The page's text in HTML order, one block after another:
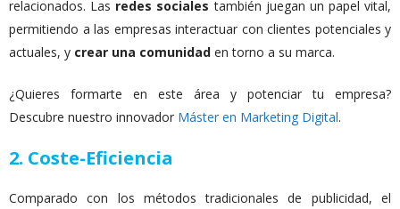
relacionados. Las redes sociales también juegan un papel vital,
permitiendo a las empresas interactuar con clientes potenciales y
actuales, y crear una comunidad en torno a su marca.
¿Quieres formarte en este área y potenciar tu empresa?
Descubre nuestro innovador Máster en Marketing Digital.
2. Coste-Eficiencia
Comparado con los métodos tradicionales de publicidad, el